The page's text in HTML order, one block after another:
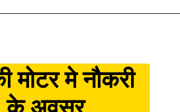
मोटर मे नौकरी